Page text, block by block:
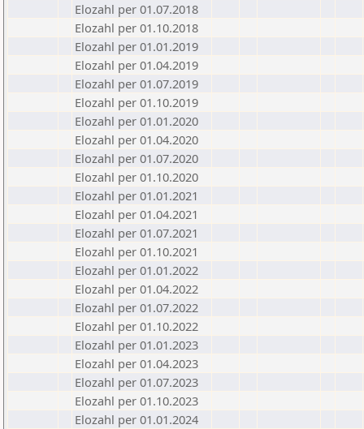
Elozahl per 01.07.2018
Elozahl per 01.10.2018
Elozahl per 01.01.2019
Elozahl per 01.04.2019
Elozahl per 01.07.2019
Elozahl per 01.10.2019
Elozahl per 01.01.2020
Elozahl per 01.04.2020
Elozahl per 01.07.2020
Elozahl per 01.10.2020
Elozahl per 01.01.2021
Elozahl per 01.04.2021
Elozahl per 01.07.2021
Elozahl per 01.10.2021
Elozahl per 01.01.2022
Elozahl per 01.04.2022
Elozahl per 01.07.2022
Elozahl per 01.10.2022
Elozahl per 01.01.2023
Elozahl per 01.04.2023
Elozahl per 01.07.2023
Elozahl per 01.10.2023
Elozahl per 01.01.2024